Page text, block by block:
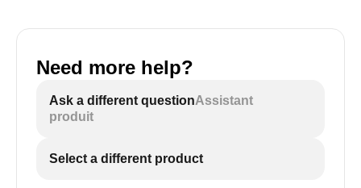
Need more help?
Ask a different questionAssistant
produit
Select a different product